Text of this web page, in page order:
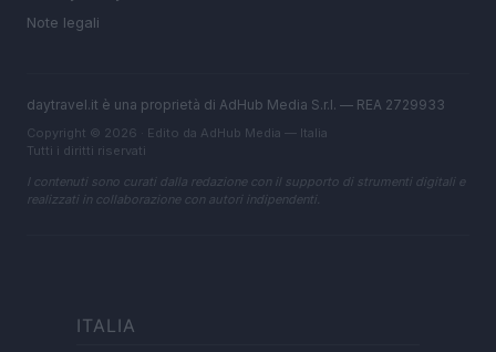
Note legali
daytravel.it è una proprietà di AdHub Media S.r.l. — REA 2729933
Copyright © 2026 · Edito da AdHub Media — Italia
Tutti i diritti riservati
I contenuti sono curati dalla redazione con il supporto di strumenti digitali e
realizzati in collaborazione con autori indipendenti.
ITALIA